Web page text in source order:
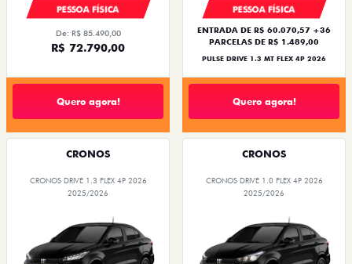
PESSOA FÍSICA
De: R$ 85.490,00
R$ 72.790,00
Quero agora!
PESSOA FÍSICA
ENTRADA DE R$ 60.070,57 +36
PARCELAS DE R$ 1.489,00
PULSE DRIVE 1.3 MT FLEX 4P 2026
Quero agora!
CRONOS
CRONOS DRIVE 1.3 FLEX 4P 2026
2025/2026
CRONOS
CRONOS DRIVE 1.0 FLEX 4P 2026
2025/2026